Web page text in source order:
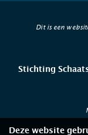
Dit is een
Stichting
Deze website